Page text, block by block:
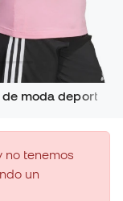
moda deportiva
no tenemos
un